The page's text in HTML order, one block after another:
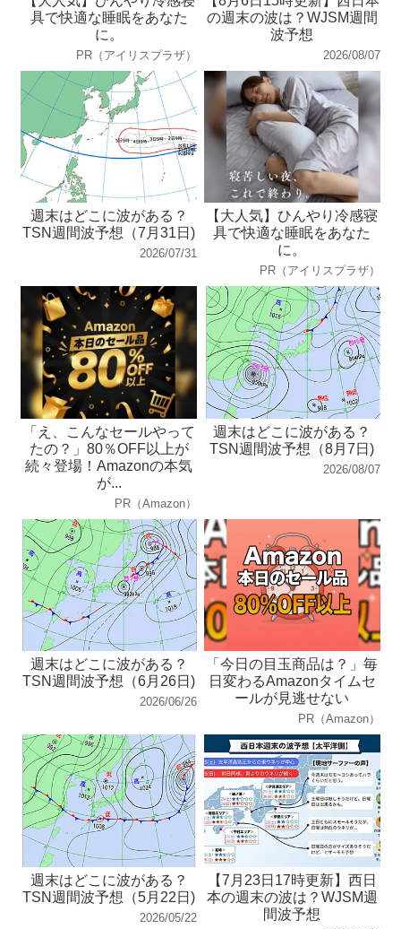
具で快適な睡眠をあなた
に。
PR（アイリスプラザ）
の週末の波は？WJSM週間
波予想
2026/08/07
週末はどこに波がある？
TSN週間波予想（7月31日)
2026/07/31
【大人気】ひんやり冷感寝
具で快適な睡眠をあなた
に。
PR（アイリスプラザ）
「え、こんなセールやって
たの？」80％OFF以上が
続々登場！Amazonの本気
が...
PR（Amazon）
週末はどこに波がある？
TSN週間波予想（8月7日)
2026/08/07
週末はどこに波がある？
TSN週間波予想（6月26日)
2026/06/26
「今日の目玉商品は？」毎
日変わるAmazonタイムセ
ールが見逃せない
PR（Amazon）
週末はどこに波がある？
TSN週間波予想（5月22日)
2026/05/22
【7月23日17時更新】西日
本の週末の波は？WJSM週
間波予想